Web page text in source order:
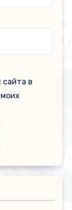
сайта в